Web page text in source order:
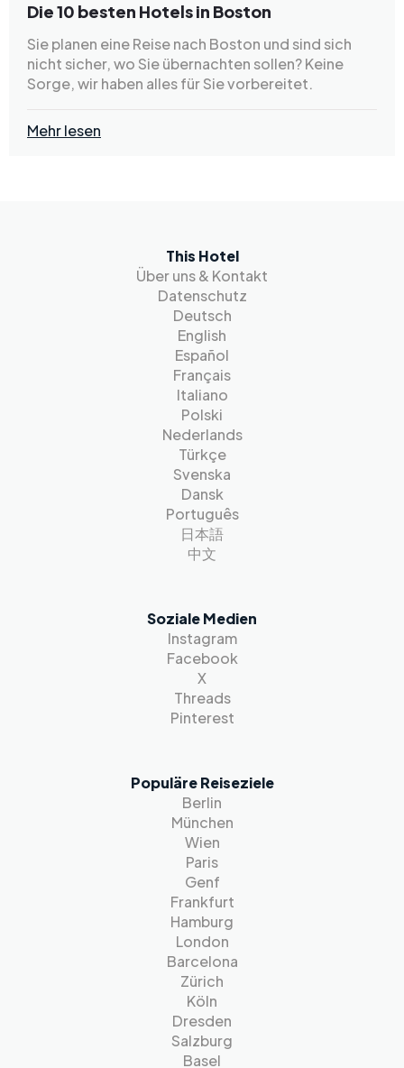
Die 10 besten Hotels in Boston
Sie planen eine Reise nach Boston und sind sich
nicht sicher, wo Sie übernachten sollen? Keine
Sorge, wir haben alles für Sie vorbereitet.
Mehr lesen
This Hotel
Über uns & Kontakt
Datenschutz
Deutsch
English
Español
Français
Italiano
Polski
Nederlands
Türkçe
Svenska
Dansk
Português
日本語
中文
Soziale Medien
Instagram
Facebook
X
Threads
Pinterest
Populäre Reiseziele
Berlin
München
Wien
Paris
Genf
Frankfurt
Hamburg
London
Barcelona
Zürich
Köln
Dresden
Salzburg
Basel